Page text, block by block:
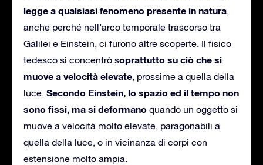
legge a qualsiasi fenomeno presente in natura,
anche perché nell’arco temporale trascorso tra
Galilei e Einstein, ci furono altre scoperte. Il fisico
tedesco si concentrò soprattutto su ciò che si
muove a velocità elevate, prossime a quella della
luce. Secondo Einstein, lo spazio ed il tempo non
sono fissi, ma si deformano quando un oggetto si
muove a velocità molto elevate, paragonabili a
quella della luce, o in vicinanza di corpi con
estensione molto ampia.